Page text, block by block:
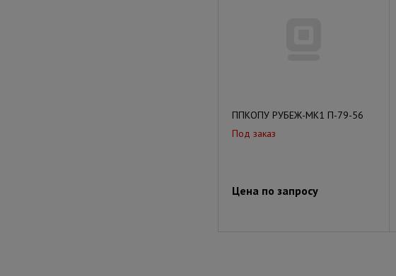
ППКОПУ РУБЕЖ-МК1 П-79-56
Под заказ
Цена по запросу